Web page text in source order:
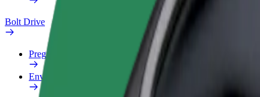
Bolt Drive
Preguntas frecuentes
Enviar aviso sobre un vehículo